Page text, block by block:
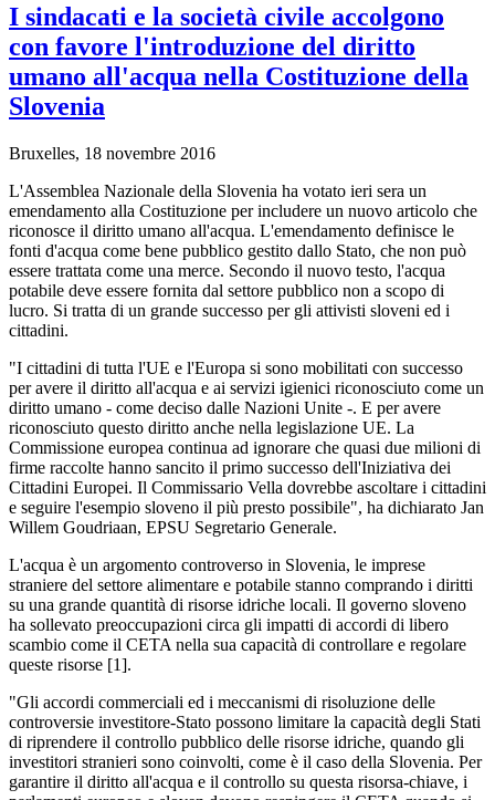
I sindacati e la società civile accolgono
con favore l'introduzione del diritto
umano all'acqua nella Costituzione della
Slovenia
Bruxelles, 18 novembre 2016
L'Assemblea Nazionale della Slovenia ha votato ieri sera un
emendamento alla Costituzione per includere un nuovo articolo che
riconosce il diritto umano all'acqua. L'emendamento definisce le
fonti d'acqua come bene pubblico gestito dallo Stato, che non può
essere trattata come una merce. Secondo il nuovo testo, l'acqua
potabile deve essere fornita dal settore pubblico non a scopo di
lucro. Si tratta di un grande successo per gli attivisti sloveni ed i
cittadini.
"I cittadini di tutta l'UE e l'Europa si sono mobilitati con successo
per avere il diritto all'acqua e ai servizi igienici riconosciuto come un
diritto umano - come deciso dalle Nazioni Unite -. E per avere
riconosciuto questo diritto anche nella legislazione UE. La
Commissione europea continua ad ignorare che quasi due milioni di
firme raccolte hanno sancito il primo successo dell'Iniziativa dei
Cittadini Europei. Il Commissario Vella dovrebbe ascoltare i cittadini
e seguire l'esempio sloveno il più presto possibile", ha dichiarato Jan
Willem Goudriaan, EPSU Segretario Generale.
L'acqua è un argomento controverso in Slovenia, le imprese
straniere del settore alimentare e potabile stanno comprando i diritti
su una grande quantità di risorse idriche locali. Il governo sloveno
ha sollevato preoccupazioni circa gli impatti di accordi di libero
scambio come il CETA nella sua capacità di controllare e regolare
queste risorse [1].
"Gli accordi commerciali ed i meccanismi di risoluzione delle
controversie investitore-Stato possono limitare la capacità degli Stati
di riprendere il controllo pubblico delle risorse idriche, quando gli
investitori stranieri sono coinvolti, come è il caso della Slovenia. Per
garantire il diritto all'acqua e il controllo su questa risorsa-chiave, i